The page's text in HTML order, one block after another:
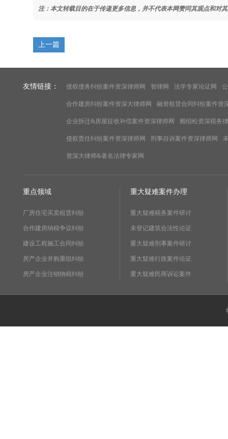
注：本文转载目的在于传递更多信息，并不代表本网赞同其观点和对
上一篇
友情链接： 债权债务纠纷案件资深律师网 智律网 法学专家论证网
合作建房纠纷案件资深大律师网 融资租赁合同纠纷案件资
企业拆迁&房屋征收补偿案件资深律师网 赖绍松资深税务
侵权责任纠纷案件资深律师网 刑事自诉案件资深律师网
资深大律师&著名法律专家网
重点领域
厂房住宅买卖租赁纠纷
合作建房纳税争议纠纷
建设工程施工合同纠纷
房产企业并购重组纠纷
房产企业注销纳税纠纷
重大疑难案件办理
重大疑难税务案件研讨
未登记建筑合法性论证
重大疑难刑事案件研讨
重大疑难行政案件论证
重大疑难民商诉讼案件